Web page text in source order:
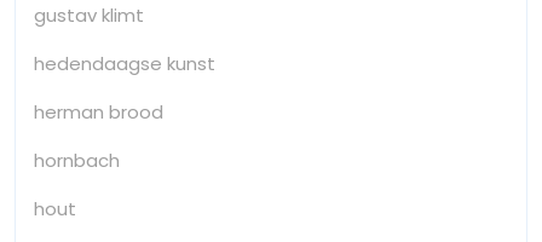
gustav klimt
hedendaagse kunst
herman brood
hornbach
hout